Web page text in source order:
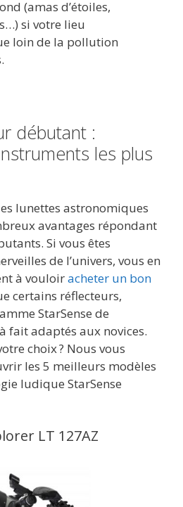
(amas d’étoiles,
si votre lieu
loin de la pollution
débutant :
les plus
lunettes astronomiques
avantages répondant
Si vous êtes
de l’univers, vous en
à vouloiracheter un bon
certains réflecteurs,
StarSense de
fait adaptés aux novices.
choix ? Nous vous
les 5 meilleurs modèles
ludique StarSense
LT 127AZ